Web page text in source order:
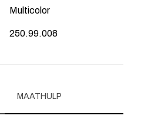
Multicolor
250.99.008
MAATHULP